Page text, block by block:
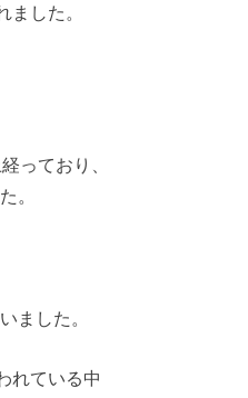
した。
っており、
。
ました。
れている中